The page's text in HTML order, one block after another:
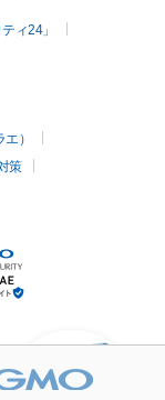
ィ24」
）
策